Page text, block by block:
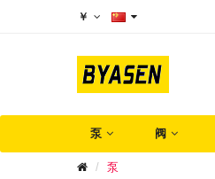
￥
泵 阀
泵